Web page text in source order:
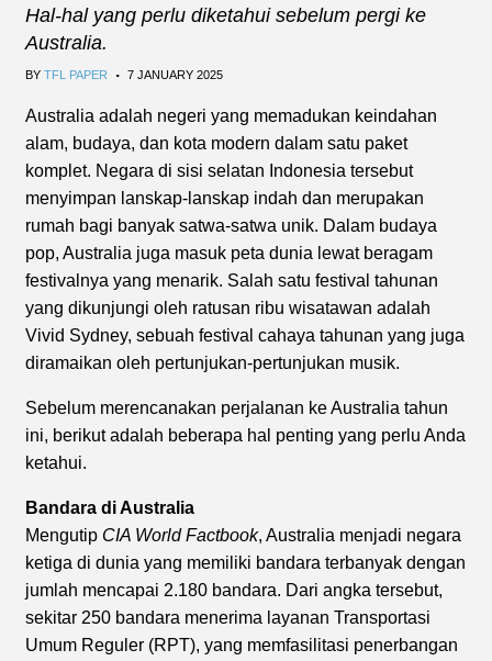
Hal-hal yang perlu diketahui sebelum pergi ke
Australia.
BY TFL PAPER . 7 JANUARY 2025
Australia adalah negeri yang memadukan keindahan
alam, budaya, dan kota modern dalam satu paket
komplet. Negara di sisi selatan Indonesia tersebut
menyimpan lanskap-lanskap indah dan merupakan
rumah bagi banyak satwa-satwa unik. Dalam budaya
pop, Australia juga masuk peta dunia lewat beragam
festivalnya yang menarik. Salah satu festival tahunan
yang dikunjungi oleh ratusan ribu wisatawan adalah
Vivid Sydney, sebuah festival cahaya tahunan yang juga
diramaikan oleh pertunjukan-pertunjukan musik.
Sebelum merencanakan perjalanan ke Australia tahun
ini, berikut adalah beberapa hal penting yang perlu Anda
ketahui.
Bandara di Australia
Mengutip CIA World Factbook, Australia menjadi negara
ketiga di dunia yang memiliki bandara terbanyak dengan
jumlah mencapai 2.180 bandara. Dari angka tersebut,
sekitar 250 bandara menerima layanan Transportasi
Umum Reguler (RPT), yang memfasilitasi penerbangan